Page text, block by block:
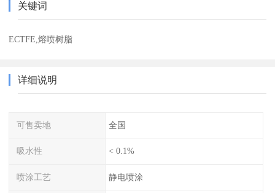
关键词
ECTFE,熔喷树脂
详细说明
可售卖地 全国
吸水性 < 0.1%
喷涂工艺 静电喷涂